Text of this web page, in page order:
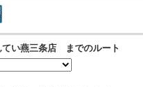
てい燕三条店 までのルート